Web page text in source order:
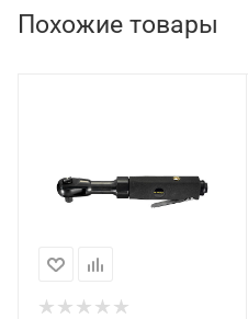
Похожие товары